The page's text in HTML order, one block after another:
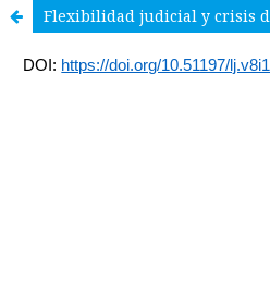
Flexibilidad judicial y crisis